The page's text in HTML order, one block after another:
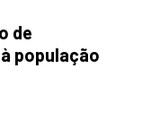
de
população